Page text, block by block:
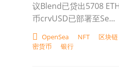
议Blend已贷出5708
币crvUSD已部署至Se...
OpenSea NFT 区块链
密货币
银行